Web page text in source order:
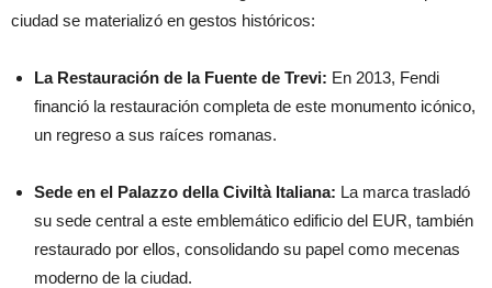
ciudad se materializó en gestos históricos:
La Restauración de la Fuente de Trevi: En 2013, Fendi
financió la restauración completa de este monumento icónico,
un regreso a sus raíces romanas.
Sede en el Palazzo della Civiltà Italiana: La marca trasladó
su sede central a este emblemático edificio del EUR, también
restaurado por ellos, consolidando su papel como mecenas
moderno de la ciudad.